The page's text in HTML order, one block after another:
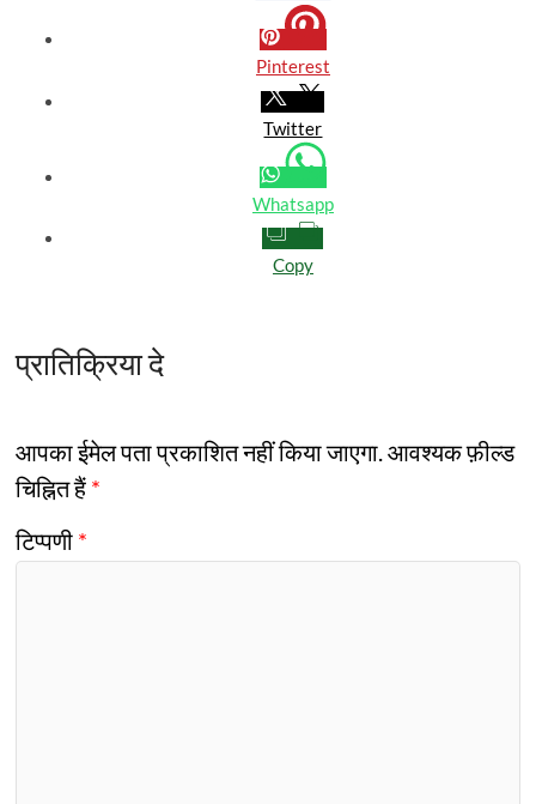
Pinterest
Twitter
Whatsapp
Copy
प्रातिक्रिया दे
आपका ईमेल पता प्रकाशित नहीं किया जाएगा. आवश्यक फ़ील्ड
चिह्नित हैं *
टिप्पणी *